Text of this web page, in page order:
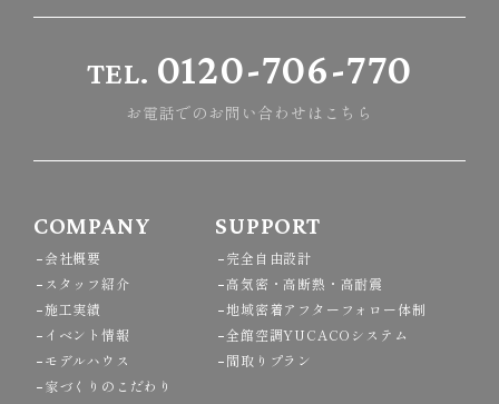
TEL. 0120-706-770
お電話でのお問い合わせはこちら
COMPANY
会社概要
スタッフ紹介
施工実績
イベント情報
モデルハウス
家づくりのこだわり
SUPPORT
完全自由設計
高気密・高断熱・高耐震
地域密着アフターフォロー体制
全館空調YUCACOシステム
間取りプラン